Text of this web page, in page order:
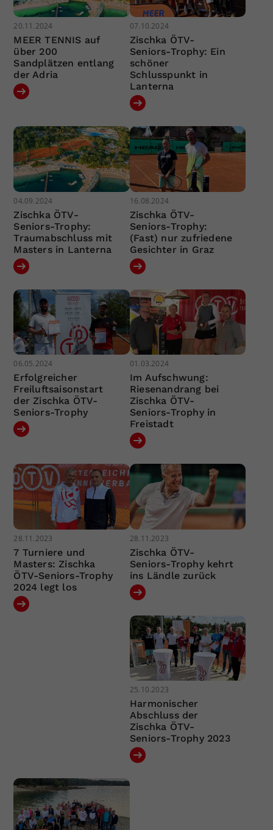
20.11.2024
MEER TENNIS auf
über 200
Sandplätzen entlang
der Adria
07.10.2024
Zischka ÖTV-
Seniors-Trophy: Ein
schöner
Schlusspunkt in
Lanterna
04.09.2024
Zischka ÖTV-
Seniors-Trophy:
Traumabschluss mit
Masters in Lanterna
16.08.2024
Zischka ÖTV-
Seniors-Trophy:
(Fast) nur zufriedene
Gesichter in Graz
06.05.2024
Erfolgreicher
Freiluftsaisonstart
der Zischka ÖTV-
Seniors-Trophy
01.03.2024
Im Aufschwung:
Riesenandrang bei
Zischka ÖTV-
Seniors-Trophy in
Freistadt
28.11.2023
7 Turniere und
Masters: Zischka
ÖTV-Seniors-Trophy
2024 legt los
28.11.2023
Zischka ÖTV-
Seniors-Trophy kehrt
ins Ländle zurück
25.10.2023
Harmonischer
Abschluss der
Zischka ÖTV-
Seniors-Trophy 2023